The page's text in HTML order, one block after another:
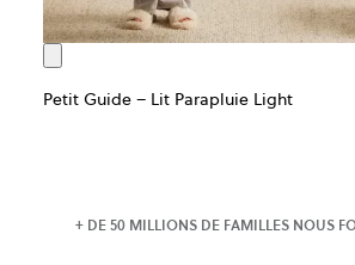
Petit Guide – Lit Parapluie Light
+ DE 50 MILLIONS DE FAMILLES NOUS